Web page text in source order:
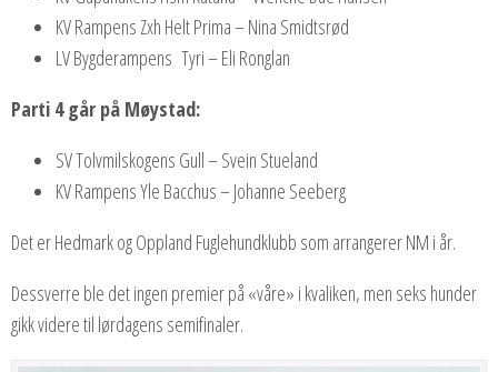
KV Rampens Zxh Helt Prima – Nina Smidtsrød
LV Bygderampens Tyri – Eli Ronglan
Parti 4 går på Møystad:
SV Tolvmilskogens Gull – Svein Stueland
KV Rampens Yle Bacchus – Johanne Seeberg
Det er Hedmark og Oppland Fuglehundklubb som arrangerer NM i år.
Dessverre ble det ingen premier på «våre» i kvaliken, men seks hunder
gikk videre til lørdagens semifinaler.